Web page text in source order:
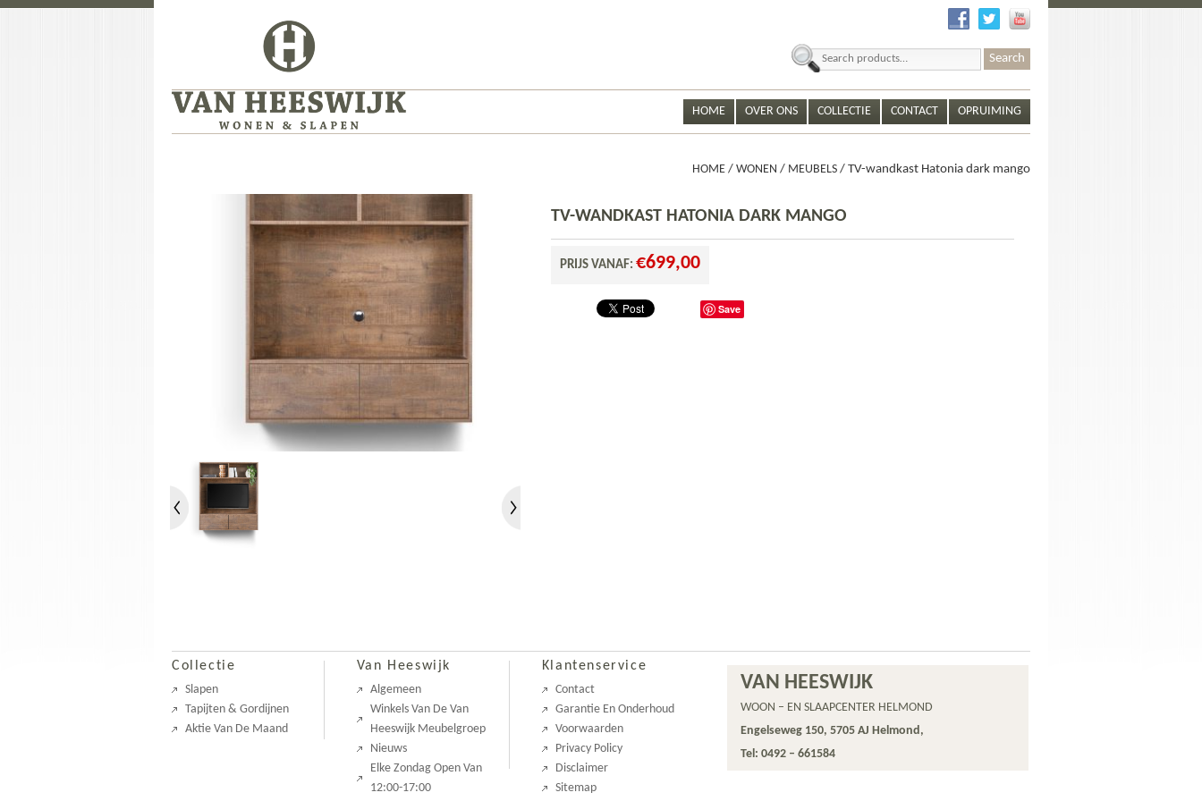
Search
HOME OVER ONS COLLECTIE CONTACT OPRUIMING
HOME / WONEN / MEUBELS / TV-wandkast Hatonia dark mango
TV-WANDKAST HATONIA DARK MANGO
PRIJS VANAF: €699,00
Save
Collectie
Slapen
Tapijten & Gordijnen
Aktie Van De Maand
Van Heeswijk
Algemeen
Winkels Van De Van
Heeswijk Meubelgroep
Nieuws
Elke Zondag Open Van
12:00-17:00
Klantenservice
Contact
Garantie En Onderhoud
Voorwaarden
Privacy Policy
Disclaimer
Sitemap
VAN HEESWIJK
WOON – EN SLAAPCENTER HELMOND
Engelseweg 150, 5705 AJ Helmond,
Tel: 0492 – 661584